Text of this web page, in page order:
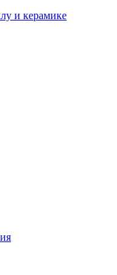
и керамике